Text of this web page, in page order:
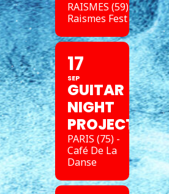
RAISMES (59) -
Raismes Fest
17
SEP
GUITAR
NIGHT
PROJECT
PARIS (75) -
Café De La
Danse